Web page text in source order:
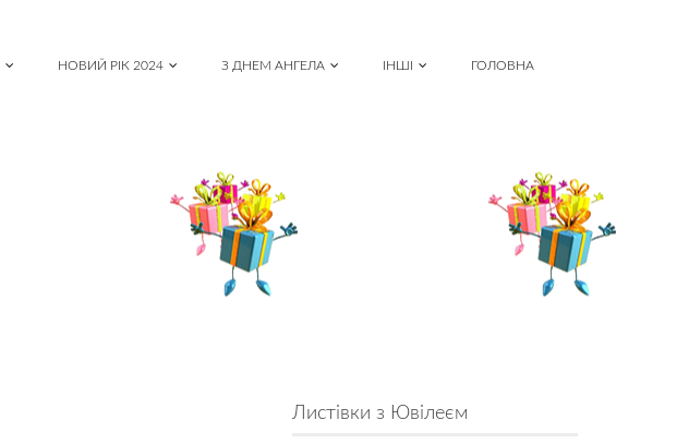
НОВИЙ РІК 2024 З ДНЕМ АНГЕЛА ІНШІ ГОЛОВНА
Листівки з Ювілеєм